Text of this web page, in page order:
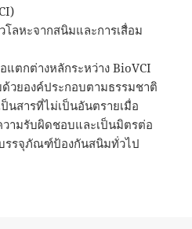
ลหะจากสนิมและการเสื่อม
แตกต่างหลักระหว่าง BioVCI
วยองค์ประกอบตามธรรมชาติ
นสารที่ไม่เป็นอันตรายเมื่อ
ามรับผิดชอบและเป็นมิตรต่อ
รรจุภัณฑ์ป้องกันสนิมทั่วไป
biodegradable VCI?